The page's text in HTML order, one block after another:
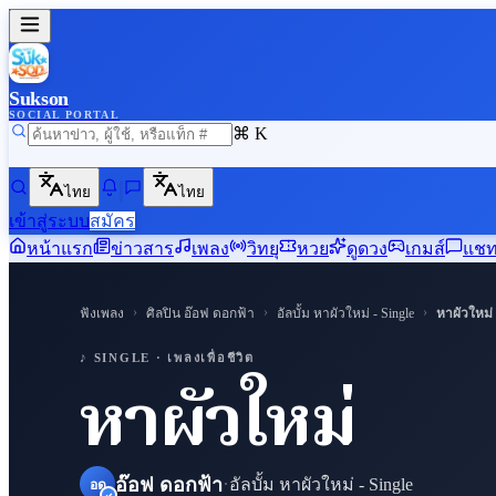
Sukson
SOCIAL PORTAL
⌘ K
ไทย ไทย
เข้าสู่ระบบสมัคร
หน้าแรก
ข่าวสาร เพลง วิทยุ หวย ดูดวง เกมส์ แช
ฟังเพลง › ศิลปิน อ๊อฟ ดอกฟ้า › อัลบั้ม หาผัวใหม่ - Single › หาผัวใหม่
♪ SINGLE · เพลงเพื่อชีวิต
หาผัวใหม่
อด อ๊อฟ ดอกฟ้า·อัลบั้ม หาผัวใหม่ - Single